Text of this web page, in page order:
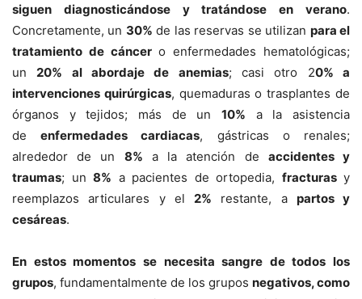
siguen diagnosticándose y tratándose en verano.
Concretamente, un 30% de las reservas se utilizan para el
tratamiento de cáncero enfermedades hematológicas;
un20% al abordaje de anemias; casi otro 20% a
intervenciones quirúrgicas, quemaduras o trasplantes de
órganos y tejidos; más de un 10% a la asistencia
deenfermedades cardiacas, gástricas o renales;
alrededor de un 8% a la atención de accidentes y
traumas; un 8% a pacientes de ortopedia, fracturasy
reemplazos articulares y el 2% restante, a partos y
cesáreas.
En estos momentos se necesita sangre de todos los
grupos, fundamentalmente de los grupos negativos, como